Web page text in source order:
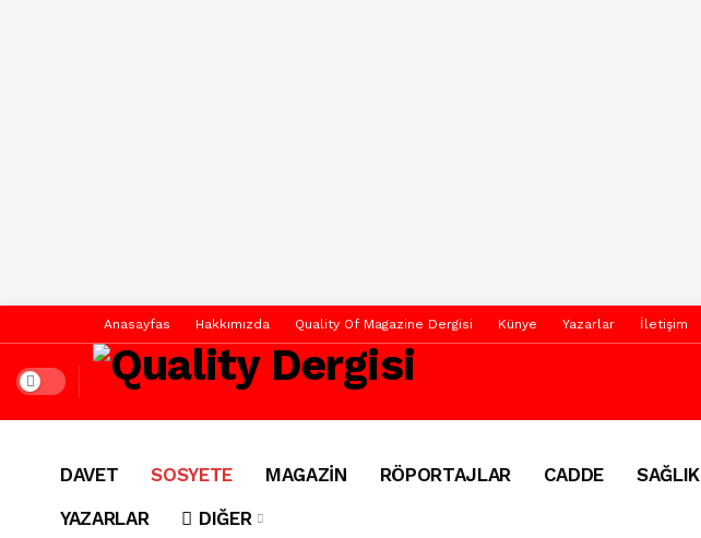
Anasayfas Hakkımızda Quality Of Magazine Dergisi Künye Yazarlar İletişim
Dark mode
DAVET SOSYETE MAGAZİN RÖPORTAJLAR CADDE SAĞLIK
YAZARLAR
DIĞER